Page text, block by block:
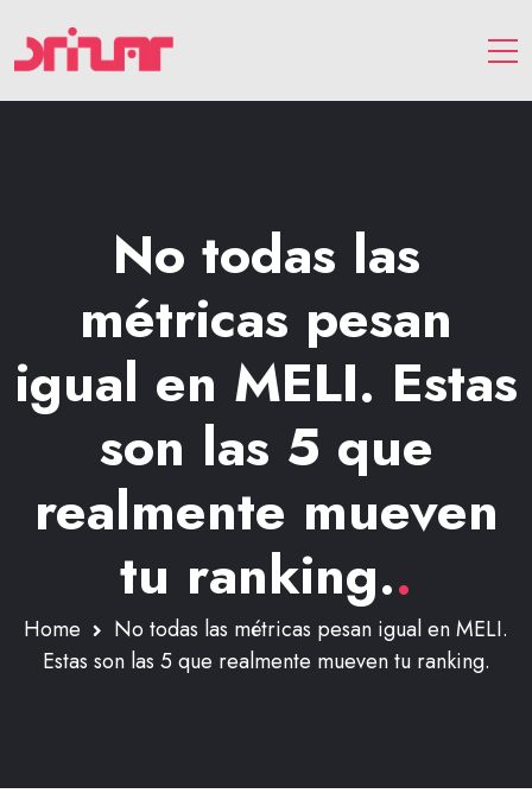
No todas las
métricas pesan
igual en MELI. Estas
son las 5 que
realmente mueven
tu ranking..
Home
No todas las métricas pesan igual en MELI.
Estas son las 5 que realmente mueven tu ranking.